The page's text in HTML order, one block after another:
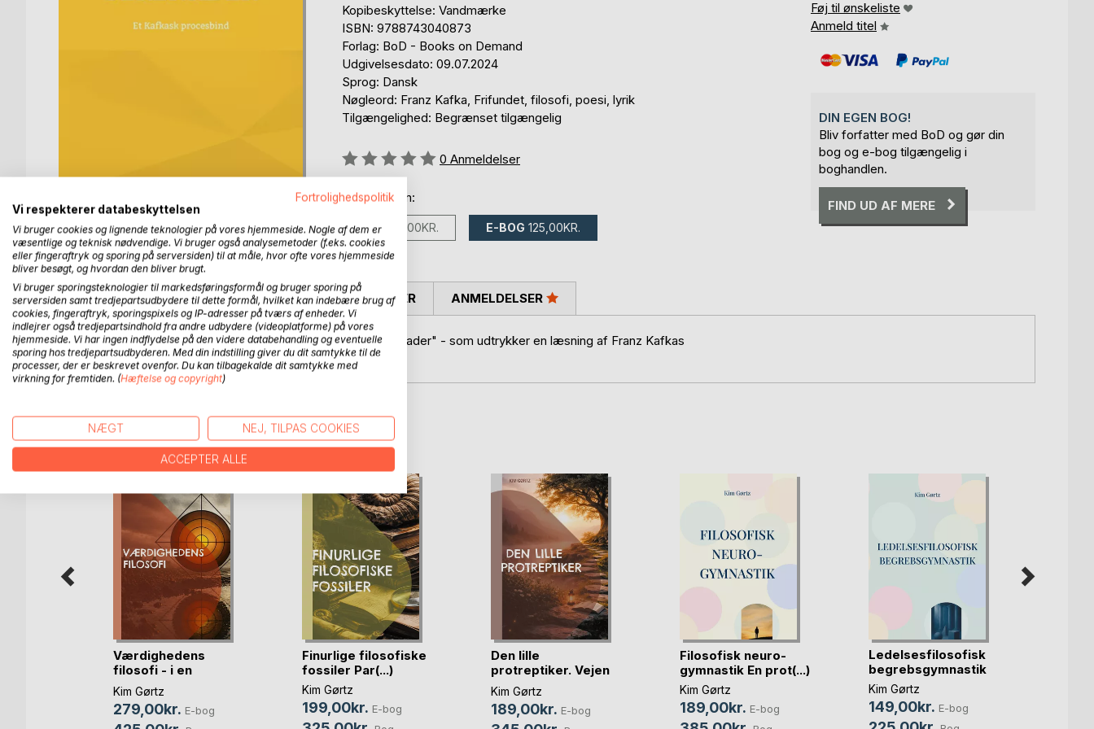
Kopibeskyttelse: Vandmærke
ISBN: 9788743040873
Forlag: BoD - Books on Demand
Udgivelsesdato: 09.07.2024
Sprog: Dansk
Nøgleord: Franz Kafka, Frifundet, filosofi, poesi, lyrik
Tilgængelighed: Begrænset tilgængelig
Anmeldelse::
0%
0 Anmeldelser
Kan fås som:
BOG 161,00KR. E-BOG 125,00KR.
Føj til ønskeliste
Anmeld titel
DIN EGEN BOG!
Bliv forfatter med BoD og gør din
bog og e-bog tilgængelig i
boghandlen.
FIND UD AF MERE
BESKRIVELSE
FRIFUNDET er det første bind i serien: "Ufuldendte serenader" - som udtrykker en læsning af Franz Kafkas
forfatterskab; deraf undertitlen: "Et Kafkask procesbind".
FORFATTER PRESSEN SKRIVER ANMELDELSER
FLERE TITLER HOSBoD
Værdighedens
filosofi - i en
traum(...)
Kim Gørtz
279,00kr. E-bog
Finurlige filosofiske
fossiler Par(...)
Kim Gørtz
199,00kr. E-bog
Den lille
protreptiker. Vejen
til (...)
Kim Gørtz
189,00kr. E-bog
Filosofisk neuro-
gymnastik En prot(...)
Kim Gørtz
189,00kr. E-bog
Ledelsesfilosofisk
begrebsgymnastik
Kim Gørtz
149,00kr. E-bog
Fortrolighedspolitik
Vi respekterer databeskyttelsen
Vi bruger cookies og lignende teknologier på vores hjemmeside. Nogle af dem er
væsentlige og teknisk nødvendige. Vi bruger også analysemetoder (f.eks. cookies
eller fingeraftryk og sporing på serversiden) til at måle, hvor ofte vores hjemmeside
bliver besøgt, og hvordan den bliver brugt.
Vi bruger sporingsteknologier til markedsføringsformål og bruger sporing på
serversiden samt tredjepartsudbydere til dette formål, hvilket kan indebære brug af
cookies, fingeraftryk, sporingspixels og IP-adresser på tværs af enheder. Vi
indlejrer også tredjepartsindhold fra andre udbydere (videoplatforme) på vores
hjemmeside. Vi har ingen indflydelse på den videre databehandling og eventuelle
sporing hos tredjepartsudbyderen. Med din indstilling giver du dit samtykke til de
processer, der er beskrevet ovenfor. Du kan tilbagekalde dit samtykke med
virkning for fremtiden. (Hæftelse og copyright)
NÆGT NEJ, TILPAS COOKIES
ACCEPTER ALLE